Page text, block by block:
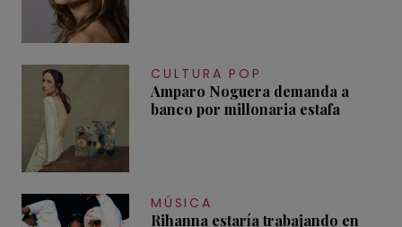
CULTURA POP
Amparo Noguera demanda a
banco por millonaria estafa
MÚSICA
Rihanna estaría trabajando en